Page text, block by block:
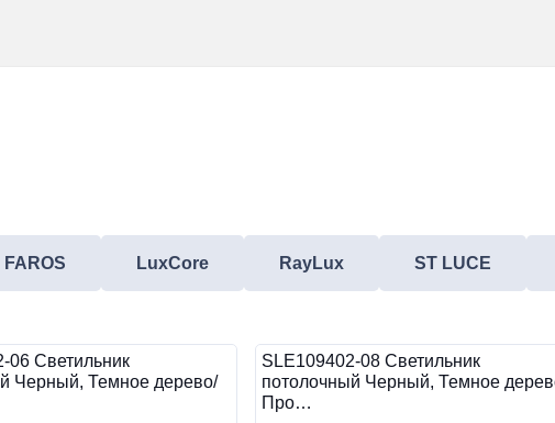
FAROS LuxCore RayLux ST LUCE
06 Светильник
Черный, Темное дерево/
SLE109402-08 Светильник
потолочный Черный, Темное
Про…